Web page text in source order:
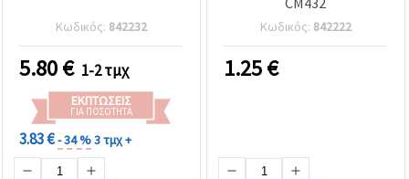
Κωδικός: 842232
5.80€ 1-2 τμχ
ΕΚΠΤΏΣΕΙΣ
ΓΙΑ ΠΟΣΌΤΗΤΑ
3.83 €- 34 %3 τμχ +
Κωδικός: 842222
1.25€